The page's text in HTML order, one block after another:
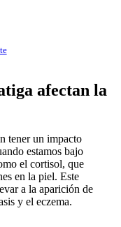
afectan la
estamos bajo
el cortisol, que
en la piel. Este
a la aparición de
y el eczema.